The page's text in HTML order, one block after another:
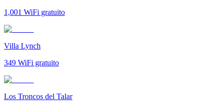
1,001 WiFi gratuito
Villa Lynch
349 WiFi gratuito
Los Troncos del Talar